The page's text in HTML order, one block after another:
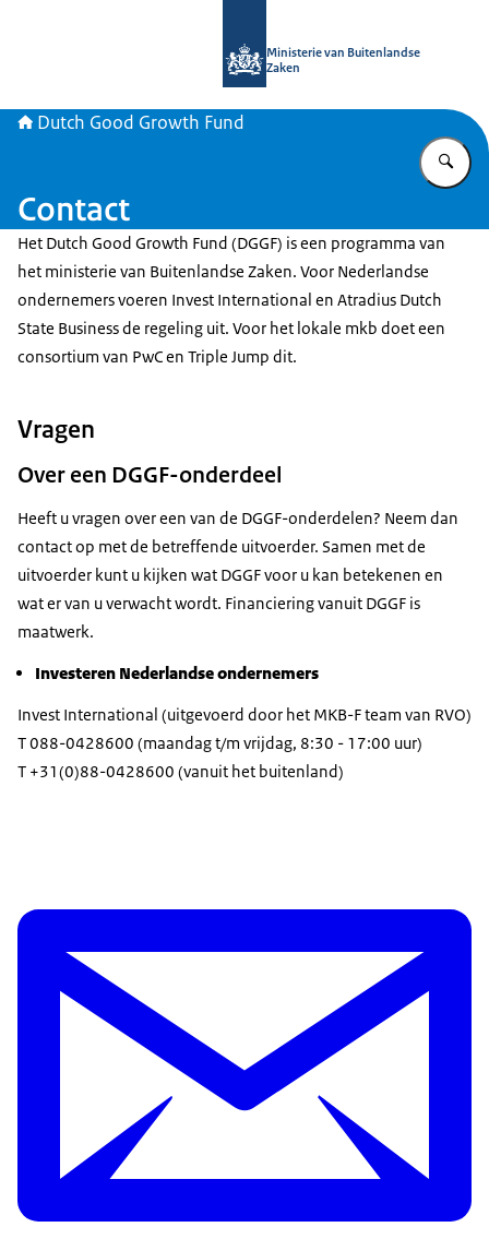
Ministerie van Buitenlandse
Zaken
Dutch Good Growth Fund
Contact
Het Dutch Good Growth Fund (DGGF) is een programma van
het ministerie van Buitenlandse Zaken. Voor Nederlandse
ondernemers voeren Invest International en Atradius Dutch
State Business de regeling uit. Voor het lokale mkb doet een
consortium van PwC en Triple Jump dit.
Vragen
Over een DGGF-onderdeel
Heeft u vragen over een van de DGGF-onderdelen? Neem dan
contact op met de betreffende uitvoerder. Samen met de
uitvoerder kunt u kijken wat DGGF voor u kan betekenen en
wat er van u verwacht wordt. Financiering vanuit DGGF is
maatwerk.
Investeren Nederlandse ondernemers
Invest International (uitgevoerd door het MKB-F team van RVO)
T 088-0428600 (maandag t/m vrijdag, 8:30 - 17:00 uur)
T +31(0)88-0428600 (vanuit het buitenland)